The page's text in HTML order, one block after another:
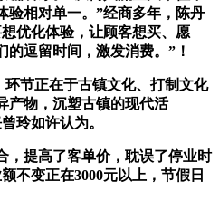
验相对单一。”经商多年，陈丹
优化体验，让顾客想买、愿
逗留时间，激发消费。”！
节正在于古镇文化、打制文化
产物，沉塑古镇的现代活
玲如许认为。
提高了客单价，耽误了停业时
不变正在3000元以上，节假日